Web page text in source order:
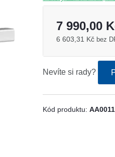
7 990,00
6 603,31 Kč bez
Nevíte si rady?
Kód produktu: